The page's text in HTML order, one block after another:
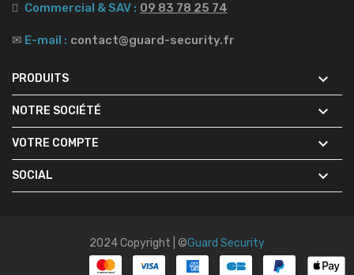
Commercial & SAV : 09 83 78 25 74
✉ E-mail : contact@guard-security.fr
PRODUITS 
NOTRE SOCIÉTÉ 
VOTRE COMPTE 
SOCIAL 
2024 Copyright | ©Guard Security